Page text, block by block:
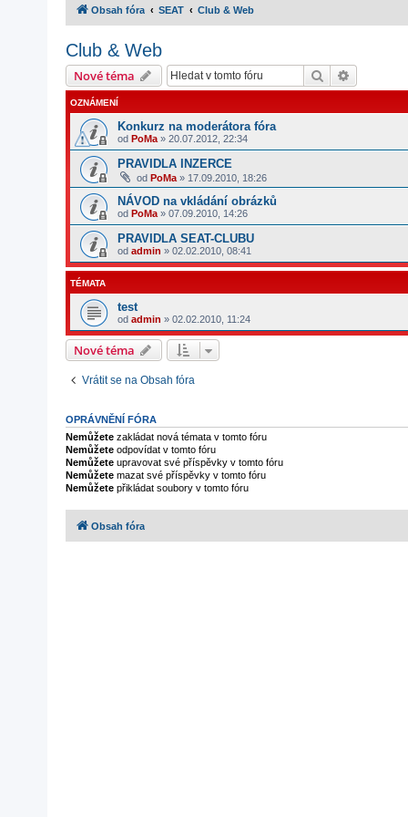
Obsah fóra SEAT Club & Web
Club & Web
Nové téma Hledat
OZNÁMENÍ
Konkurz na moderátora fóra
od PoMa » 20.07.2012, 22:34
PRAVIDLA INZERCE
od PoMa » 17.09.2010, 18:26
NÁVOD na vkládání obrázků
od PoMa » 07.09.2010, 14:26
PRAVIDLA SEAT-CLUBU
od admin » 02.02.2010, 08:41
TÉMATA
test
od admin » 02.02.2010, 11:24
Nové téma
Vrátit se na Obsah fóra
OPRÁVNĚNÍ FÓRA
Nemůžete zakládat nová témata v tomto fóru
Nemůžete odpovídat v tomto fóru
Nemůžete upravovat své příspěvky v tomto fóru
Nemůžete mazat své příspěvky v tomto fóru
Nemůžete přikládat soubory v tomto fóru
Obsah fóra